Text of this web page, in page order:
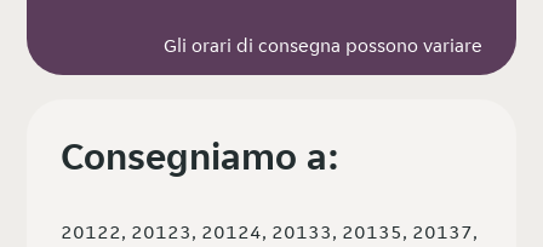
Gli orari di consegna possono variare
Consegniamo a:
20122, 20123, 20124, 20133, 20135, 20137,